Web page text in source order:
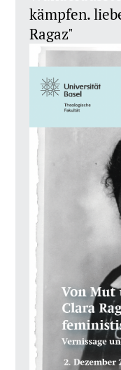
kämpfen.
Ragaz"